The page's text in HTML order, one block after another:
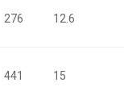
276 12.6
441 15